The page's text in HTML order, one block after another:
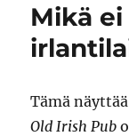
Mikä
Tämä
Old Irish Pub